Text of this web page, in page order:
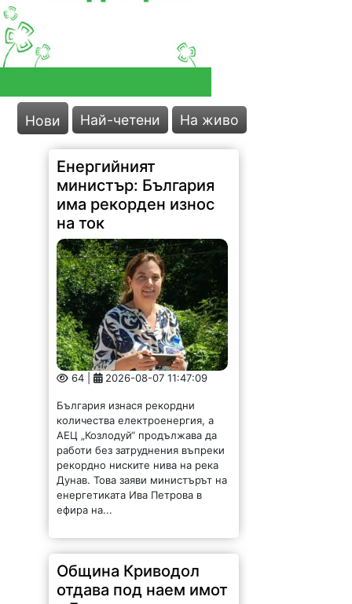
Нови Най-четени На живо
Енергийният
министър: България
има рекорден износ
на ток
64 | 2026-08-07 11:47:09
България изнася рекордни
количества електроенергия, а
работи без затруднения въпреки
рекордно ниските нива на река
Дунав. Това заяви министърът на
енергетиката Ива Петрова в
ефира на...
отдава под наем имот
в Градешница